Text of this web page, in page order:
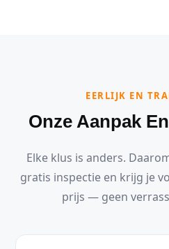
EERLIJK EN
Onze Aanpak
Elke klus is anders.
gratis inspectie en krijg je
prijs — geen